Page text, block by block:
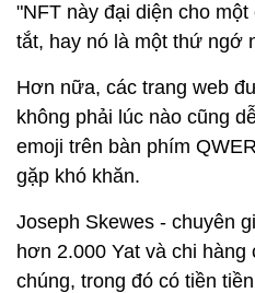
"NFT này đại diện cho
tắt, hay nó là một thứ ngớ
Hơn nữa, các trang web
không phải lúc nào cũng
emoji trên bàn phím
gặp khó khăn.
Joseph Skewes - chuyên
hơn 2.000 Yat và chi
chúng, trong đó có tiền